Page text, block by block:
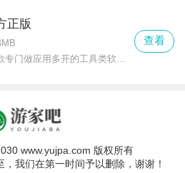
正版
“火箭沙盒”是一款专门做应用多开的工具类软件，不管是微信、qq这类社交软件，还是抖音、淘宝这类娱乐购物app，都能轻松实现双开甚至多开。对于需要工作生活账号分开的人来说，它就是刚需工具。
查看
www.yujpa.com 版权所有
我们在第一时间予以删除，谢谢！